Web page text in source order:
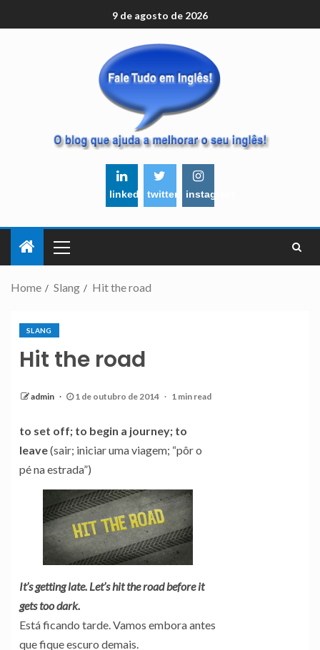
9 de agosto de 2026
linkedintwitter instagram
Home Slang Hit the road
SLANG
Hit the road
admin 1 de outubro de 2014 1 min read
to set off; to begin a journey; to
leave(sair; iniciar uma viagem; “pôr o
pé na estrada”)
It’s getting late. Let’s hit the road before it
gets too dark.
Está ficando tarde. Vamos embora antes
que fique escuro demais.